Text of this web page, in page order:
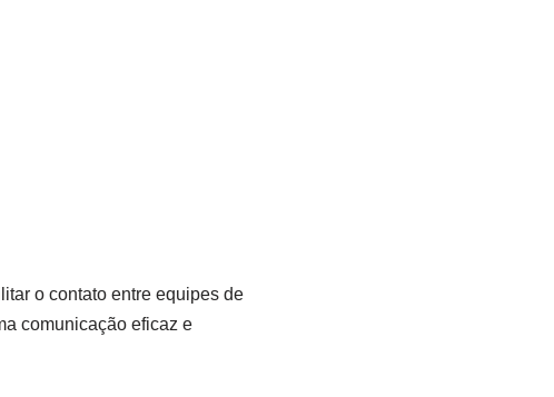
o contato entre equipes de
comunicação eficaz e